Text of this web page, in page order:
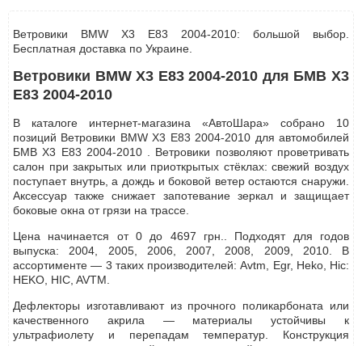
Ветровики BMW X3 E83 2004-2010: большой выбор.
Бесплатная доставка по Украине.
Ветровики BMW X3 E83 2004-2010 для БМВ Х3
Е83 2004-2010
В каталоге интернет-магазина «АвтоШара» собрано 10
позиций Ветровики BMW X3 E83 2004-2010 для автомобилей
БМВ Х3 Е83 2004-2010 . Ветровики позволяют проветривать
салон при закрытых или приоткрытых стёклах: свежий воздух
поступает внутрь, а дождь и боковой ветер остаются снаружи.
Аксессуар также снижает запотевание зеркал и защищает
боковые окна от грязи на трассе.
Цена начинается от 0 до 4697 грн.. Подходят для годов
выпуска: 2004, 2005, 2006, 2007, 2008, 2009, 2010. В
ассортименте — 3 таких производителей: Avtm, Egr, Heko, Hic:
HEKO, HIC, AVTM.
Дефлекторы изготавливают из прочного поликарбоната или
качественного акрила — материалы устойчивы к
ультрафиолету и перепадам температур. Конструкция